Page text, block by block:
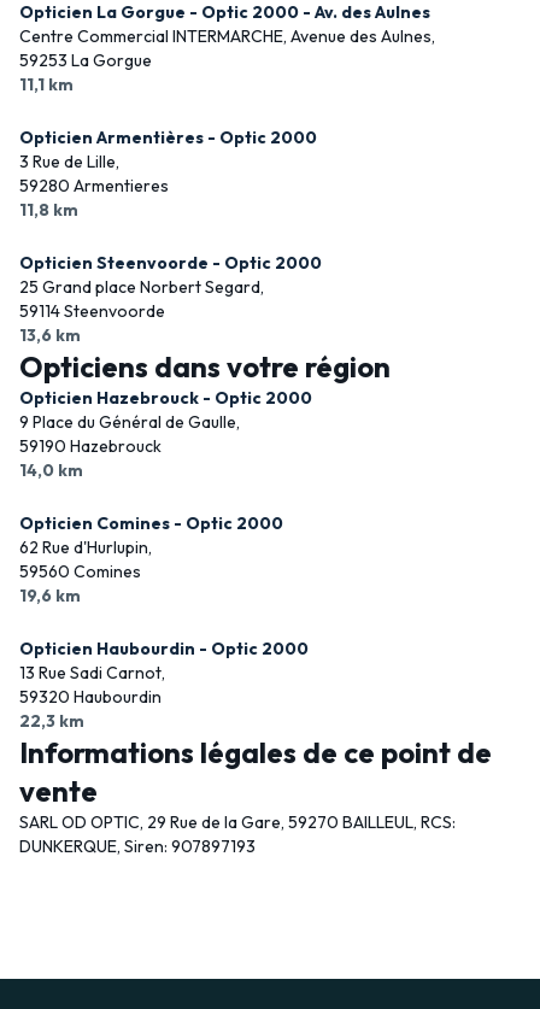
Opticien La Gorgue - Optic 2000 - Av. des Aulnes
Centre Commercial INTERMARCHE, Avenue des Aulnes,
59253 La Gorgue
11,1 km
Opticien Armentières - Optic 2000
3 Rue de Lille,
59280 Armentieres
11,8 km
Opticien Steenvoorde - Optic 2000
25 Grand place Norbert Segard,
59114 Steenvoorde
13,6 km
Opticiens dans votre région
Opticien Hazebrouck - Optic 2000
9 Place du Général de Gaulle,
59190 Hazebrouck
14,0 km
Opticien Comines - Optic 2000
62 Rue d'Hurlupin,
59560 Comines
19,6 km
Opticien Haubourdin - Optic 2000
13 Rue Sadi Carnot,
59320 Haubourdin
22,3 km
Informations légales de ce point de
vente
SARL OD OPTIC, 29 Rue de la Gare, 59270 BAILLEUL, RCS:
DUNKERQUE, Siren: 907897193